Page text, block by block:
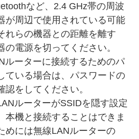
など、2.4 GHz帯の周波
が周辺で使用されている可能
れらの機器との距離を離す
の電源を切ってください。
ルーターに接続するためのパ
ている場合は、パスワードの
をしてください。
ルーターがSSIDを隠す設定
本機と接続することはできま
めには無線LANルーターの